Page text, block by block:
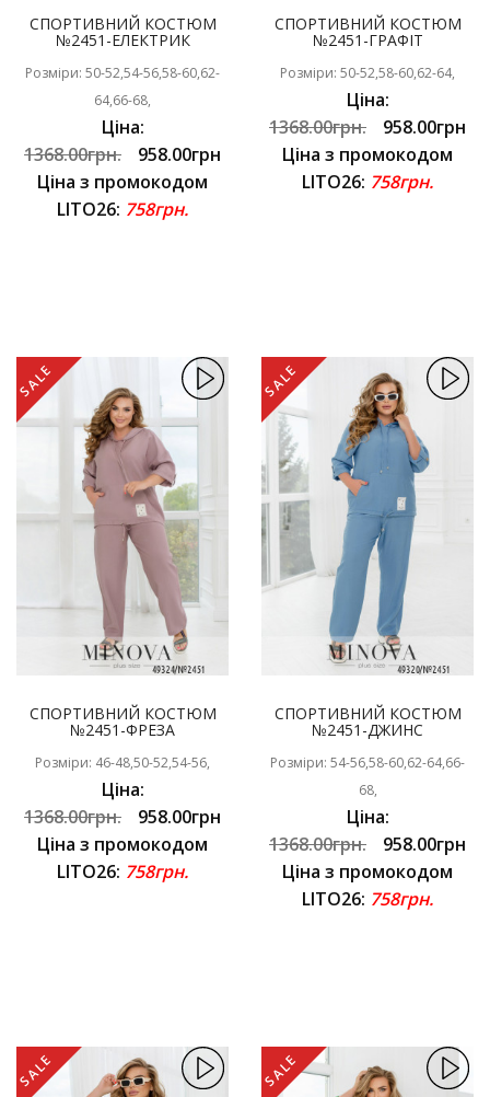
СПОРТИВНИЙ КОСТЮМ
№2451-ЕЛЕКТРИК
Розміри: 50-52,54-56,58-60,62-
64,66-68,
Ціна:
1368.00грн.
958.00грн
Ціна з промокодом
LITO26: 758грн.
СПОРТИВНИЙ КОСТЮМ
№2451-ГРАФІТ
Розміри: 50-52,58-60,62-64,
Ціна:
1368.00грн.
958.00грн
Ціна з промокодом
LITO26: 758грн.
SALE
СПОРТИВНИЙ КОСТЮМ
№2451-ФРЕЗА
Розміри: 46-48,50-52,54-56,
Ціна:
1368.00грн.
958.00грн
Ціна з промокодом
LITO26: 758грн.
SALE
СПОРТИВНИЙ КОСТЮМ
№2451-ДЖИНС
Розміри: 54-56,58-60,62-64,66-
68,
Ціна:
1368.00грн.
958.00грн
Ціна з промокодом
LITO26: 758грн.
SALE SALE